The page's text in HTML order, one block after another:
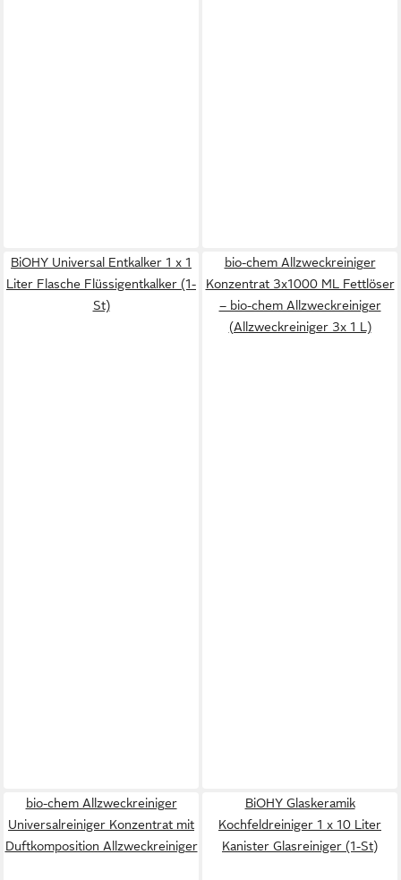
BiOHY Universal Entkalker 1 x 1
Liter Flasche Flüssigentkalker (1-
St)
bio-chem Allzweckreiniger
Konzentrat 3x1000 ML Fettlöser
– bio-chem Allzweckreiniger
(Allzweckreiniger 3x 1 L)
bio-chem Allzweckreiniger
Universalreiniger Konzentrat mit
Duftkomposition Allzweckreiniger
BiOHY Glaskeramik
Kochfeldreiniger 1 x 10 Liter
Kanister Glasreiniger (1-St)